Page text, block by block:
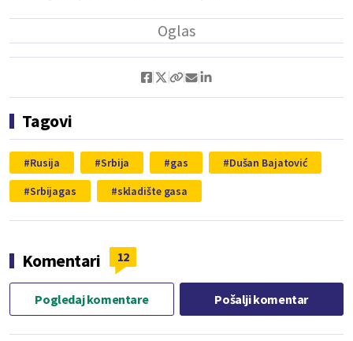
Tagovi
Rusija Srbija gas
Dušan Bajatović
Srbijagas
skladište gasa
Komentari 12
Pogledaj komentare Pošalji komentar